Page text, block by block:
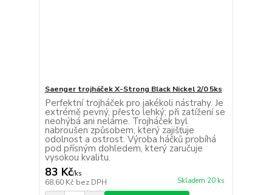
Saenger trojháček X-Strong Black Nickel 2/0 5ks
Perfektní trojháček pro jakékoli nástrahy. Je
extrémě pevný, přesto lehký; při zatížení se
neohýbá ani neláme. Trojháček byl
nabroušen způsobem, který zajišťuje
odolnost a ostrost. Výroba háčků probíhá
pod přísným dohledem, který zaručuje
vysokou kvalitu.
83 Kč/ks
68,60 Kč bez DPH Skladem 20 ks